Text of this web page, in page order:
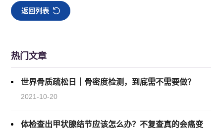
返回列表
热门文章
世界骨质疏松日｜骨密度检测，到底需不需要做？
2021-10-20
体检查出甲状腺结节应该怎么办？不复查真的会癌变